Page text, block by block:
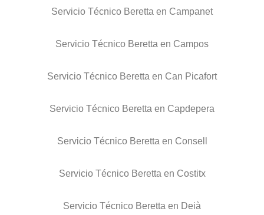
Servicio Técnico Beretta en Campanet
Servicio Técnico Beretta en Campos
Servicio Técnico Beretta en Can Picafort
Servicio Técnico Beretta en Capdepera
Servicio Técnico Beretta en Consell
Servicio Técnico Beretta en Costitx
Servicio Técnico Beretta en Deià